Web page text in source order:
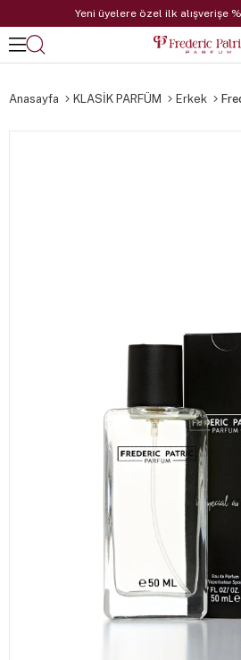
Yeni üyelere özel ilk alışverişe
Anasayfa KLASİK PARFÜM Erkek